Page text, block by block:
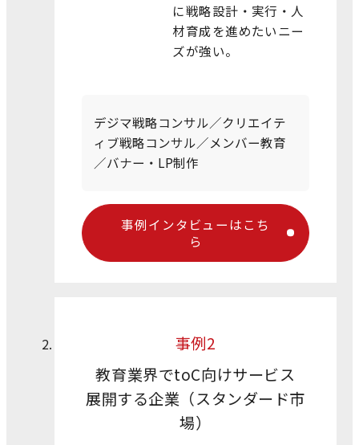
に戦略設計・実行・人
材育成を進めたいニー
ズが強い。
デジマ戦略コンサル／クリエイテ
ィブ戦略コンサル／メンバー教育
／バナー・LP制作
事例インタビューはこち
ら
事例2
教育業界でtoC向けサービス
展開する企業（スタンダード市
場）